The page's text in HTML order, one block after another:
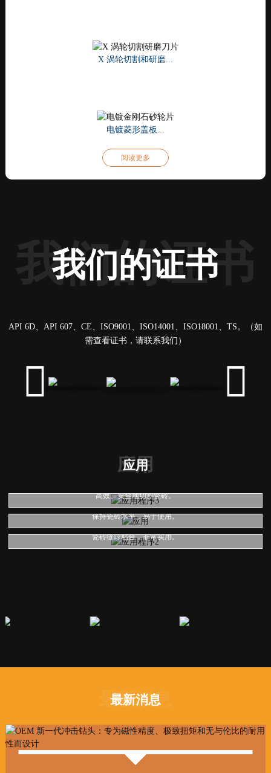
涡轮锯片供应商
干切金刚石刀片
阅读更多
超薄金刚石芯材...
干式真空钎焊金刚石C...
阅读更多
6件套抹刀套装
8英寸双层大号S...
阅读更多
瓷砖高度调节器
瓷砖起重器
阅读更多
X 涡轮切割和研磨...
电镀菱形盖板...
阅读更多
我们的证书
我们的证书
API 6D、API 607、CE、ISO9001、ISO14001、ISO18001、TS。（如
需查看证书，请联系我们）
应用
应用
高效、安全地切割瓷砖。
精神水平
保持瓷砖水平，易于使用。
填缝枪
瓷砖缝隙粘合，非常实用。
最新消息
最新消息